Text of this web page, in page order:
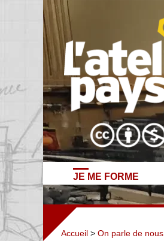
JE ME FORME
Accueil > On parle de nous